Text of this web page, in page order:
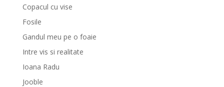
Copacul cu vise
Fosile
Gandul meu pe o foaie
Intre vis si realitate
Ioana Radu
Jooble